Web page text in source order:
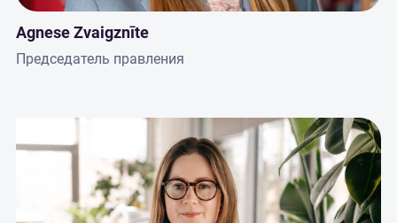
Agnese Zvaigznīte
Председатель правления